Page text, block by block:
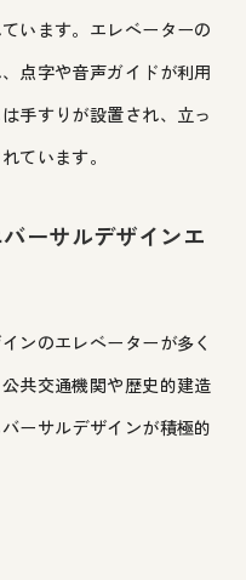
います。エレベーターの
点字や音声ガイドが利用
手すりが設置され、立っ
ています。
ーサルデザインエ
ンのエレベーターが多く
共交通機関や歴史的建造
ーサルデザインが積極的